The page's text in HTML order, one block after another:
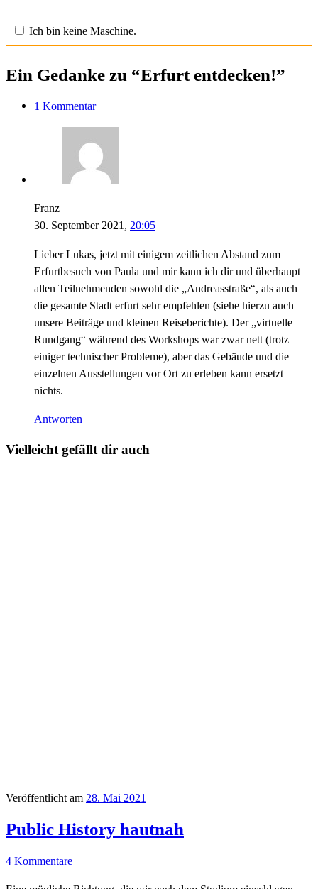
Ich bin keine Maschine.
Ein Gedanke zu “Erfurt entdecken!”
1 Kommentar
Franz
30. September 2021, 20:05
Lieber Lukas, jetzt mit einigem zeitlichen Abstand zum
Erfurtbesuch von Paula und mir kann ich dir und überhaupt
allen Teilnehmenden sowohl die „Andreasstraße“, als auch
die gesamte Stadt erfurt sehr empfehlen (siehe hierzu auch
unsere Beiträge und kleinen Reiseberichte). Der „virtuelle
Rundgang“ während des Workshops war zwar nett (trotz
einiger technischer Probleme), aber das Gebäude und die
einzelnen Ausstellungen vor Ort zu erleben kann ersetzt
nichts.
Antworten
Vielleicht gefällt dir auch
Veröffentlicht am 28. Mai 2021
Public History hautnah
4 Kommentare